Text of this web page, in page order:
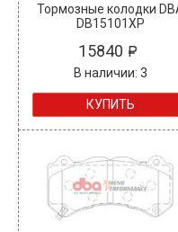
Тормозные колодки
DB15101XP
15840
В наличии: 3
КУПИТЬ